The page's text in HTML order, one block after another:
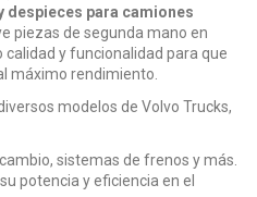
despieces para camiones
piezas de segunda mano en
y funcionalidad para que
máximo rendimiento.
modelos de Volvo Trucks,
sistemas de frenos y más.
potencia y eficiencia en el